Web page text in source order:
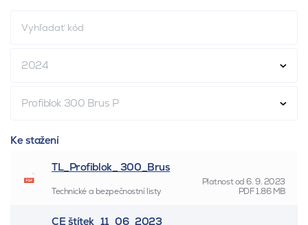
2024
Profiblok 300 Brus P
Ke stažení
TL_Profiblok_ 300_Brus
Platnost od 6. 9. 2023
Technické a bezpečnostní listy
PDF1.86 MB
CE štítek_11_06_2023